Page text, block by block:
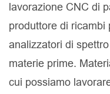
lavorazione CNC di
produttore di ricambi
analizzatori di
materie prime.
cui possiamo